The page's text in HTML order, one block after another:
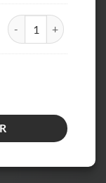
quantité de Lunette
Insectes 1L